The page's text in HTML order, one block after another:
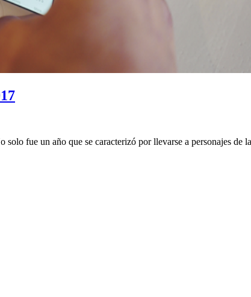
fue un año que se caracterizó por llevarse a personajes de